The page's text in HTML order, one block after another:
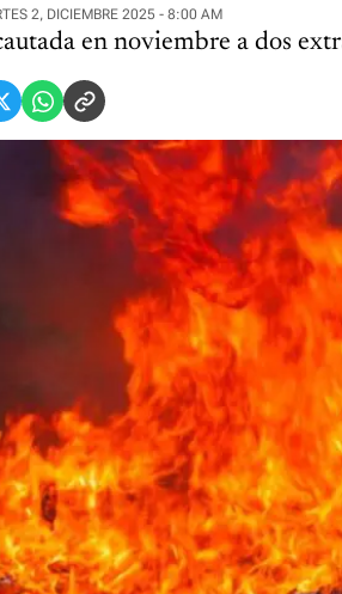
2, DICIEMBRE 2025 - 8:00 AM
en noviembre a dos